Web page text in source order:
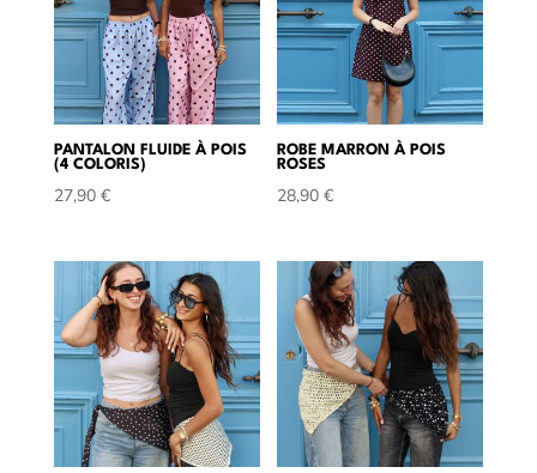
PANTALON FLUIDE À POIS
(4 COLORIS)
27,90 €
ROBE MARRON À POIS
ROSES
28,90€